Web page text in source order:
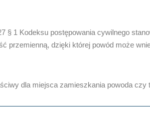
1 Kodeksu postępowania cywilnego
przemienną, dzięki której powód może
dla miejsca zamieszkania powoda czy